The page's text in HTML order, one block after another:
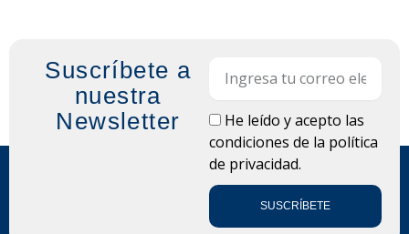
Suscríbete a
nuestra
Newsletter
LOPDHe leído y acepto las
condiciones de la política
de privacidad.
SUSCRÍBETE